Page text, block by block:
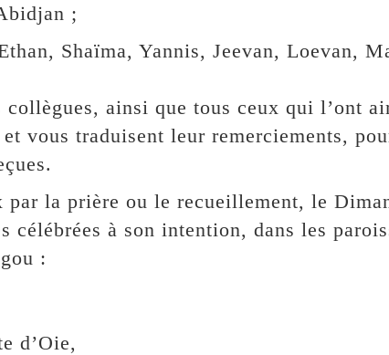
;
Shaïma, Yannis, Jeevan, Loevan,
ainsi que tous ceux qui l’ont
vous traduisent leur remerciements,
la prière ou le recueillement, le
célébrées à son intention, dans les
:
d’Oie,